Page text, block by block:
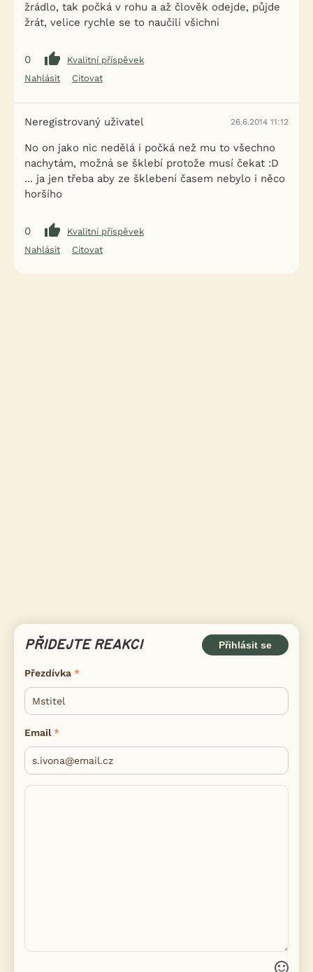
žrádlo, tak počká v rohu a až člověk odejde, půjde
žrát, velice rychle se to naučili všichni
0
Kvalitní příspěvek
Nahlásit
Citovat
Neregistrovaný uživatel 26.6.2014 11:12
No on jako nic nedělá i počká než mu to všechno
nachytám, možná se šklebí protože musí čekat :D
... ja jen třeba aby ze šklebení časem nebylo i něco
horšího
0
Kvalitní příspěvek
Nahlásit
Citovat
PŘIDEJTE REAKCI Přihlásit se
Přezdívka
Email